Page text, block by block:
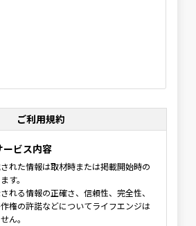
ご利用規約
ービス内容
れた情報は取材時または掲載開始時の
す。
れる情報の正確さ、信頼性、完全性、
権の許諾などについてライフエンジは
ん。